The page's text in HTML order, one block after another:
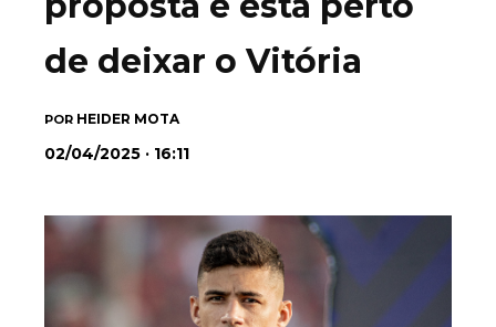
de deixar o Vitória
POR HEIDER MOTA
02/04/2025 · 16:11